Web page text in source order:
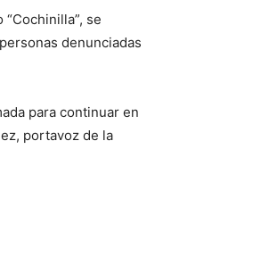
se
denunciadas
para continuar en
portavoz de la